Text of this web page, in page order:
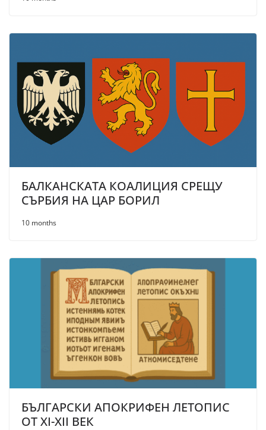
БАЛКАНСКАТА КОАЛИЦИЯ СРЕЩУ
СЪРБИЯ НА ЦАР БОРИЛ
10 months
БЪЛГАРСКИ АПОКРИФЕН ЛЕТОПИС
ОТ XI-XII ВЕК